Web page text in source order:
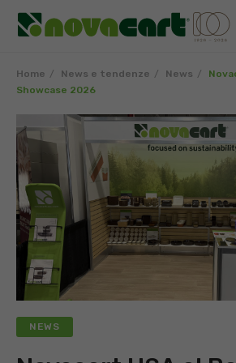
Home News e tendenze News
Showcase 2026
NEWS